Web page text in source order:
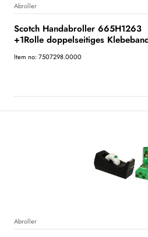
Abroller
Scotch Handabroller 665H1263
+1Rolle doppelseitiges
Item no: 7507298.0000
Abroller